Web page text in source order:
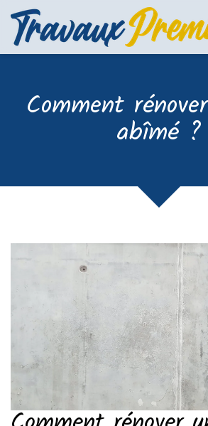
Comment
abîmé ?